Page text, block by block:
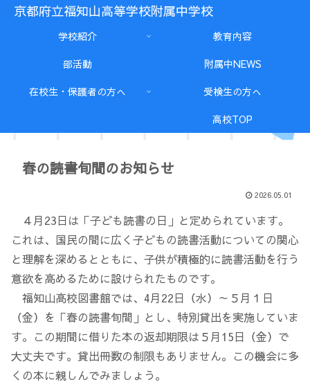
京都府立福知山高等学校附属中学校
学校紹介
教育内容
部活動
附属中NEWS
在校生・保護者の方へ
受検生の方へ
高校TOP
春の読書旬間のお知らせ
2026.05.01
４月23日は「子ども読書の日」と定められています。
これは、国民の間に広く子どもの読書活動についての関心
と理解を深めるとともに、子供が積極的に読書活動を行う
意欲を高めるために設けられたものです。
福知山高校図書館では、4月22日（水）～５月１日
（金）を「春の読書旬間」とし、特別貸出を実施していま
す。この期間に借りた本の返却期限は５月15日（金）で
大丈夫です。貸出冊数の制限もありません。この機会に多
くの本に親しんでみましょう。